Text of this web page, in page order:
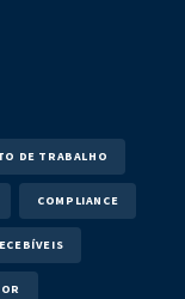
DE TRABALHO
COMPLIANCE